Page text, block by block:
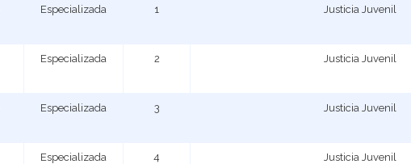
Especializada 1 Justicia Juvenil
Especializada 2 Justicia Juvenil
Especializada 3 Justicia Juvenil
Especializada 4 Justicia Juvenil